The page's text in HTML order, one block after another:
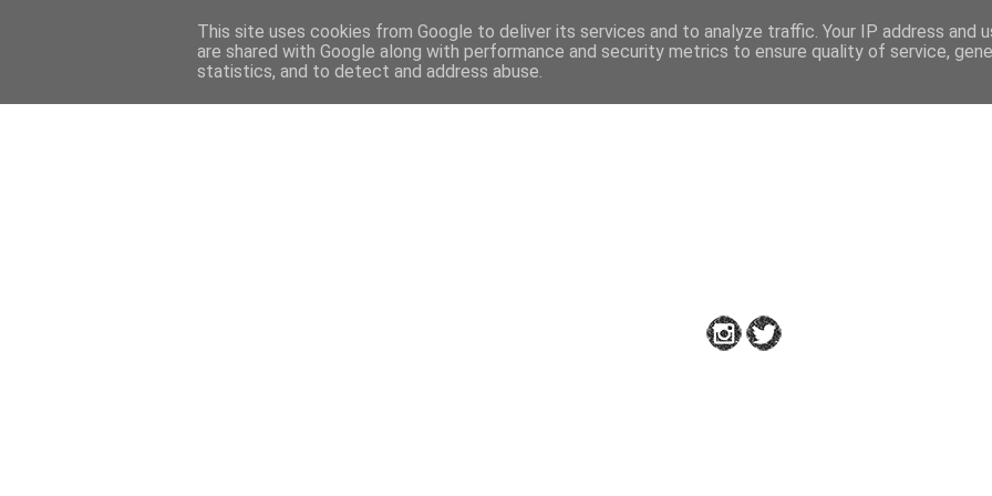
This site uses cookies from Google to deliver its services and to analyze traffic. Your IP address and
are shared with Google along with performance and security metrics to ensure quality of service,
statistics, and to detect and address abuse.